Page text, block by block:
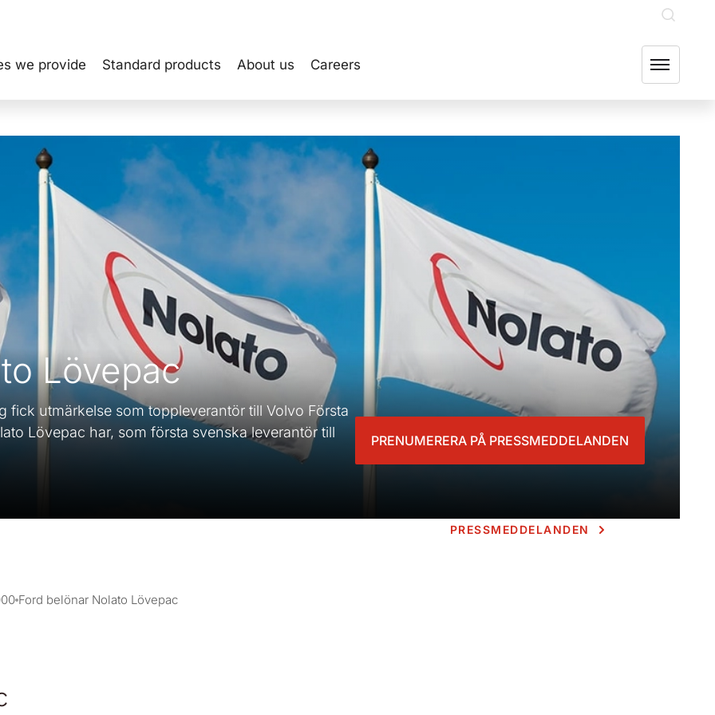
we provide Standard products About us Careers
Lövepac
fick utmärkelse som toppleverantör till Volvo Första
Lövepac har, som första svenska leverantör till
PRENUMERERA PÅ PRESSMEDDELANDEN
Ford belönar Nolato Lövepac
PRESSMEDDELANDEN